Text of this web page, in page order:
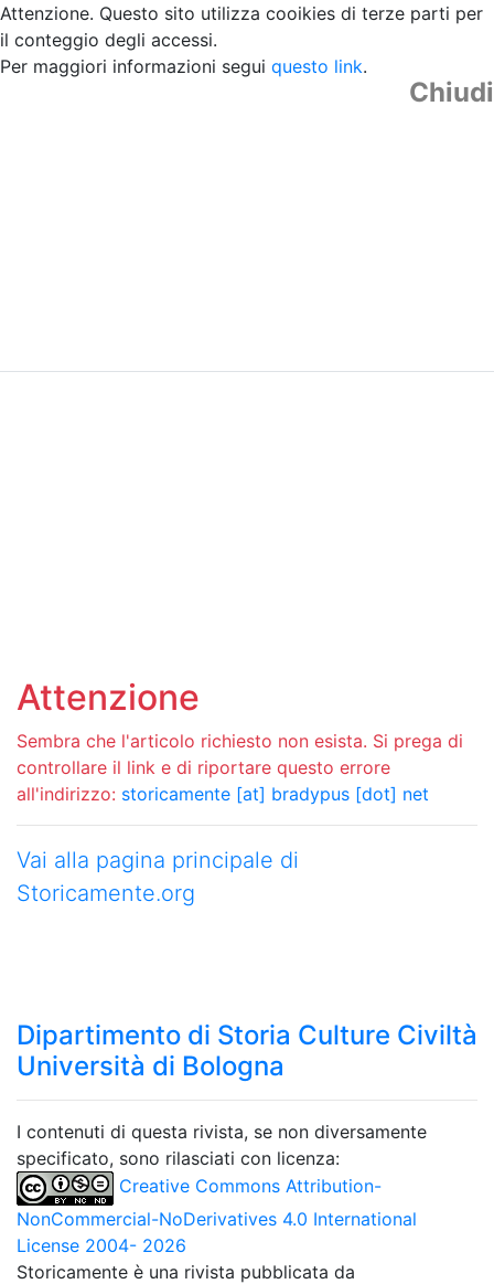
Attenzione. Questo sito utilizza cooikies di terze parti per
il conteggio degli accessi.
Per maggiori informazioni segui questo link.
Chiudi
Attenzione
Sembra che l'articolo richiesto non esista. Si prega di
controllare il link e di riportare questo errore
all'indirizzo: storicamente [at] bradypus [dot] net
Vai alla pagina principale di
Storicamente.org
Dipartimento di Storia Culture Civiltà
Università di Bologna
I contenuti di questa rivista, se non diversamente
specificato, sono rilasciati con licenza:
Creative Commons Attribution-
NonCommercial-NoDerivatives 4.0 International
License 2004- 2026
Storicamente è una rivista pubblicata da